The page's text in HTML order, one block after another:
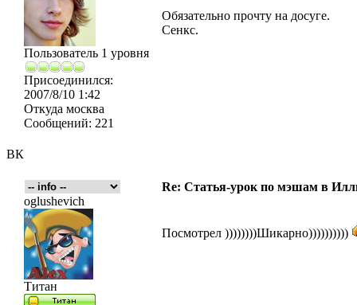
ВК
Пользователь 1 уровня
Присоединился:
2007/8/10 1:42
Откуда москва
Сообщений: 221
Обязательно прочту на досуге.
Сенкс.
Re: Статья-урок по мэшам в
oglushevich
Титан
Посмотрел ))))))))Шикарно))))))))))